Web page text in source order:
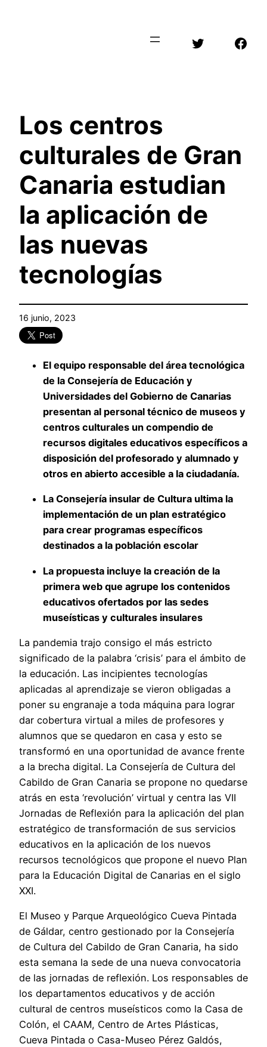
Twitter
Los centros
culturales de Gran
Canaria estudian
la aplicación de
las nuevas
tecnologías
16 junio, 2023
El equipo responsable del área tecnológica
de la Consejería de Educación y
Universidades del Gobierno de Canarias
presentan al personal técnico de museos y
centros culturales un compendio de
recursos digitales educativos específicos a
disposición del profesorado y alumnado y
otros en abierto accesible a la ciudadanía.
La Consejería insular de Cultura ultima la
implementación de un plan estratégico
para crear programas específicos
destinados a la población escolar
La propuesta incluye la creación de la
primera web que agrupe los contenidos
educativos ofertados por las sedes
museísticas y culturales insulares
La pandemia trajo consigo el más estricto
significado de la palabra ‘crisis’ para el ámbito de
la educación. Las incipientes tecnologías
aplicadas al aprendizaje se vieron obligadas a
poner su engranaje a toda máquina para lograr
dar cobertura virtual a miles de profesores y
alumnos que se quedaron en casa y esto se
transformó en una oportunidad de avance frente
a la brecha digital. La Consejería de Cultura del
Cabildo de Gran Canaria se propone no quedarse
atrás en esta ‘revolución’ virtual y centra las VII
Jornadas de Reflexión para la aplicación del plan
estratégico de transformación de sus servicios
educativos en la aplicación de los nuevos
recursos tecnológicos que propone el nuevo Plan
para la Educación Digital de Canarias en el siglo
XXI.
El Museo y Parque Arqueológico Cueva Pintada
de Gáldar, centro gestionado por la Consejería
de Cultura del Cabildo de Gran Canaria, ha sido
esta semana la sede de una nueva convocatoria
de las jornadas de reflexión. Los responsables de
los departamentos educativos y de acción
cultural de centros museísticos como la Casa de
Colón, el CAAM, Centro de Artes Plásticas,
Cueva Pintada o Casa-Museo Pérez Galdós,